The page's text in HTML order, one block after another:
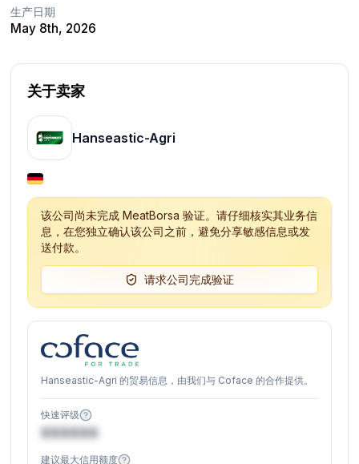
生产日期
May 8th, 2026
关于卖家
Hanseastic-Agri
该公司尚未完成 MeatBorsa 验证。请仔细核实其业务信
息，在您独立确认该公司之前，避免分享敏感信息或发
送付款。
请求公司完成验证
Hanseastic-Agri 的贸易信息，由我们与 Coface 的合作提供。
快速评级
XXXXXX
建议最大信用额度